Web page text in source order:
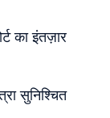
का इंतज़ार
सुनिश्चित